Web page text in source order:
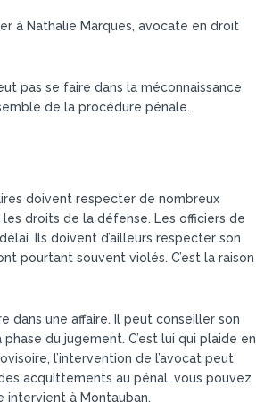
à Nathalie Marques, avocate en droit
pas se faire dans la méconnaissance
de la procédure pénale.
doivent respecter de nombreux
droits de la défense. Les officiers de
Ils doivent d’ailleurs respecter son
pourtant souvent violés. C’est la raison
dans une affaire. Il peut conseiller son
du jugement. C’est lui qui plaide en
l’intervention de l’avocat peut
acquittements au pénal, vous pouvez
intervient à Montauban.